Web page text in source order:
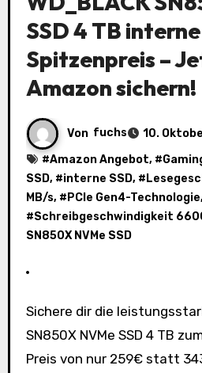
SSD 4 TB
Spitzenpreis –
Amazon sichern!
Von fuchs
10.
#Amazon Angebot, #
SSD, #interne SSD, #
MB/s, # PCIe Gen4-Technologie,
#Schreibgeschwindigkeit
SN850X NVMe SSD
Sichere dir die leistungsstarke WD_BLACK
SN850X NVMe SSD 4 TB
Preis von nur 259€ statt